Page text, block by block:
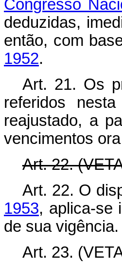
Congresso
deduzidas,
então, com
1952.
Art. 21. Os
referidos
reajustado, a
vencimentos
Art. 22.
Art. 22. O
1953, aplica-se
de sua
Art. 23.